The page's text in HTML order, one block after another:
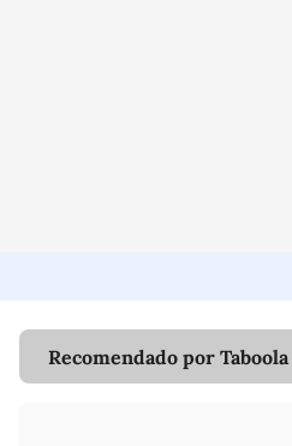
Recomendado por Taboola